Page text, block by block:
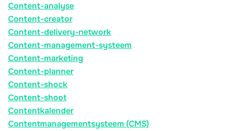
Content-analyse
Content-creator
Content-delivery-network
Content-management-systeem
Content-marketing
Content-planner
Content-shock
Content-shoot
Contentkalender
Contentmanagementsysteem (CMS)